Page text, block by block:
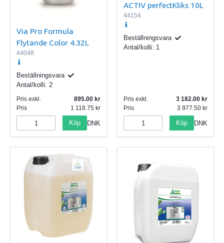
Via Pro Formula
Flytande Color 4.32L
44048
Beställningsvara
Antal/kolli: 2
Pris exkl.
895.00
Pris
1 118.75
Köp DNK
ACTIV perfectKliks 10L
44154
Beställningsvara
Antal/kolli: 1
Pris exkl.
3 182.00
Pris
3 977.50
Köp DNK